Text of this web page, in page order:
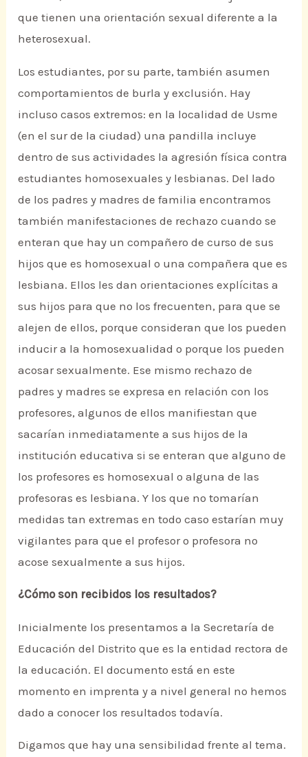
que tienen una orientación sexual diferente a la
heterosexual.
Los estudiantes, por su parte, también asumen
comportamientos de burla y exclusión. Hay
incluso casos extremos: en la localidad de Usme
(en el sur de la ciudad) una pandilla incluye
dentro de sus actividades la agresión física contra
estudiantes homosexuales y lesbianas. Del lado
de los padres y madres de familia encontramos
también manifestaciones de rechazo cuando se
enteran que hay un compañero de curso de sus
hijos que es homosexual o una compañera que es
lesbiana. Ellos les dan orientaciones explícitas a
sus hijos para que no los frecuenten, para que se
alejen de ellos, porque consideran que los pueden
inducir a la homosexualidad o porque los pueden
acosar sexualmente. Ese mismo rechazo de
padres y madres se expresa en relación con los
profesores, algunos de ellos manifiestan que
sacarían inmediatamente a sus hijos de la
institución educativa si se enteran que alguno de
los profesores es homosexual o alguna de las
profesoras es lesbiana. Y los que no tomarían
medidas tan extremas en todo caso estarían muy
vigilantes para que el profesor o profesora no
acose sexualmente a sus hijos.
¿Cómo son recibidos los resultados?
Inicialmente los presentamos a la Secretaría de
Educación del Distrito que es la entidad rectora de
la educación. El documento está en este
momento en imprenta y a nivel general no hemos
dado a conocer los resultados todavía.
Digamos que hay una sensibilidad frente al tema.